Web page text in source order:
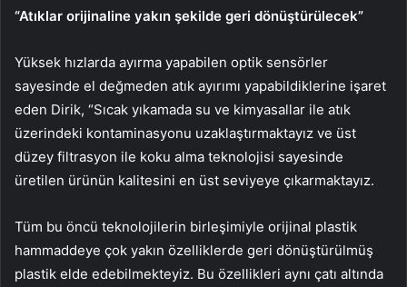
“Atıklar orijinaline yakın şekilde geri dönüştürülecek”
Yüksek hızlarda ayırma yapabilen optik sensörler
sayesinde el değmeden atık ayırımı yapabildiklerine işaret
eden Dirik, “Sıcak yıkamada su ve kimyasallar ile atık
üzerindeki kontaminasyonu uzaklaştırmaktayız ve üst
düzey filtrasyon ile koku alma teknolojisi sayesinde
üretilen ürünün kalitesini en üst seviyeye çıkarmaktayız.
Tüm bu öncü teknolojilerin birleşimiyle orijinal plastik
hammaddeye çok yakın özelliklerde geri dönüştürülmüş
plastik elde edebilmekteyiz. Bu özellikleri aynı çatı altında